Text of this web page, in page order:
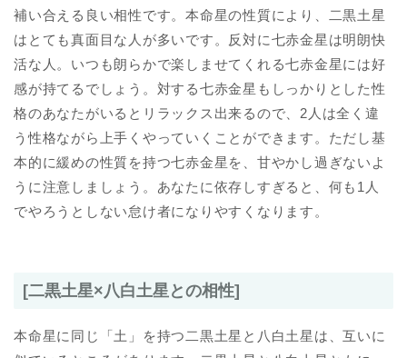
補い合える良い相性です。本命星の性質により、二黒土星
はとても真面目な人が多いです。反対に七赤金星は明朗快
活な人。いつも朗らかで楽しませてくれる七赤金星には好
感が持てるでしょう。対する七赤金星もしっかりとした性
格のあなたがいるとリラックス出来るので、2人は全く違
う性格ながら上手くやっていくことができます。ただし基
本的に緩めの性質を持つ七赤金星を、甘やかし過ぎないよ
うに注意しましょう。あなたに依存しすぎると、何も1人
でやろうとしない怠け者になりやすくなります。
[二黒土星×八白土星との相性]
本命星に同じ「土」を持つ二黒土星と八白土星は、互いに